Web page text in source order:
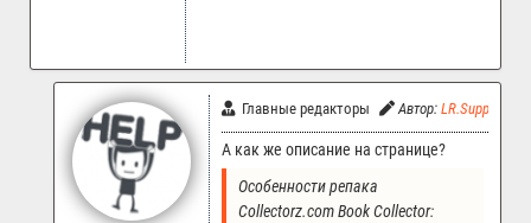
Главные редакторы Автор: LR.Support
А как же описание на странице?
Особенности репака
Collectorz.com Book Collector: